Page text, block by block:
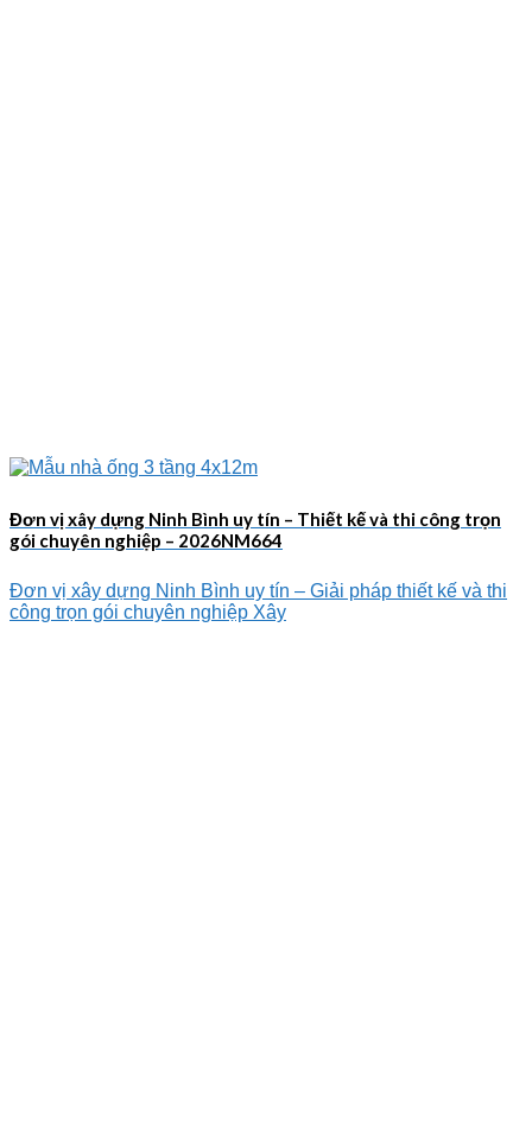
Đơn vị xây dựng Ninh Bình uy tín – Thiết kế và thi công trọn
gói chuyên nghiệp – 2026NM664
Đơn vị xây dựng Ninh Bình uy tín – Giải pháp thiết kế và thi
công trọn gói chuyên nghiệp Xây